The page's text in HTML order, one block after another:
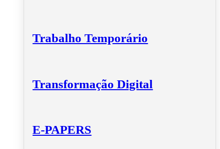
Trabalho Temporário
Transformação Digital
E-PAPERS